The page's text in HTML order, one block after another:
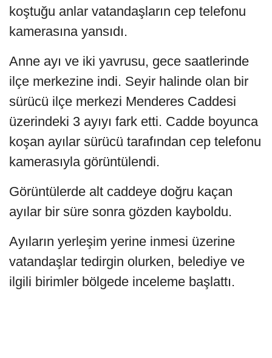
koştuğu anlar vatandaşların cep telefonu
kamerasına yansıdı.
Anne ayı ve iki yavrusu, gece saatlerinde
ilçe merkezine indi. Seyir halinde olan bir
sürücü ilçe merkezi Menderes Caddesi
üzerindeki 3 ayıyı fark etti. Cadde boyunca
koşan ayılar sürücü tarafından cep telefonu
kamerasıyla görüntülendi.
Görüntülerde alt caddeye doğru kaçan
ayılar bir süre sonra gözden kayboldu.
Ayıların yerleşim yerine inmesi üzerine
vatandaşlar tedirgin olurken, belediye ve
ilgili birimler bölgede inceleme başlattı.